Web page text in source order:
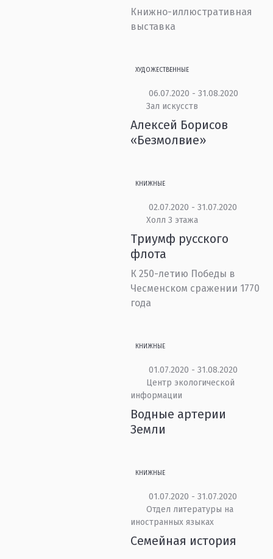
Книжно-иллюстративная
выставка
ХУДОЖЕСТВЕННЫЕ
06.07.2020 - 31.08.2020
Зал искусств
Алексей Борисов
«Безмолвие»
КНИЖНЫЕ
02.07.2020 - 31.07.2020
Холл 3 этажа
Триумф русского
флота
К 250-летию Победы в
Чесменском сражении 1770
года
КНИЖНЫЕ
01.07.2020 - 31.08.2020
Центр экологической
информации
Водные артерии
Земли
КНИЖНЫЕ
01.07.2020 - 31.07.2020
Отдел литературы на
иностранных языках
Семейная история